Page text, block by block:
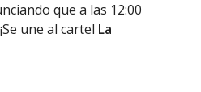
que a las 12:00
une al cartel La